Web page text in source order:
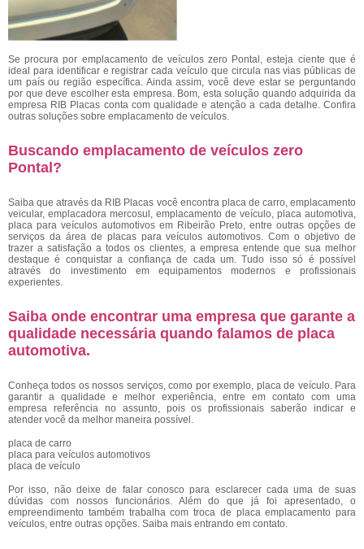
Se procura por emplacamento de veículos zero Pontal, esteja ciente que é
ideal para identificar e registrar cada veículo que circula nas vias públicas de
um país ou região específica. Ainda assim, você deve estar se perguntando
por que deve escolher esta empresa. Bom, esta solução quando adquirida da
empresa RIB Placas conta com qualidade e atenção a cada detalhe. Confira
outras soluções sobre emplacamento de veículos.
Buscando emplacamento de veículos zero
Pontal?
Saiba que através da RIB Placas você encontra placa de carro, emplacamento
veicular, emplacadora mercosul, emplacamento de veículo, placa automotiva,
placa para veículos automotivos em Ribeirão Preto, entre outras opções de
serviços da área de placas para veículos automotivos. Com o objetivo de
trazer a satisfação a todos os clientes, a empresa entende que sua melhor
destaque é conquistar a confiança de cada um. Tudo isso só é possível
através do investimento em equipamentos modernos e profissionais
experientes.
Saiba onde encontrar uma empresa que garante a
qualidade necessária quando falamos de placa
automotiva.
Conheça todos os nossos serviços, como por exemplo, placa de veículo. Para
garantir a qualidade e melhor experiência, entre em contato com uma
empresa referência no assunto, pois os profissionais saberão indicar e
atender você da melhor maneira possível.
placa de carro
placa para veículos automotivos
placa de veículo
Por isso, não deixe de falar conosco para esclarecer cada uma de suas
dúvidas com nossos funcionários. Além do que já foi apresentado, o
empreendimento também trabalha com troca de placa emplacamento para
veículos, entre outras opções. Saiba mais entrando em contato.